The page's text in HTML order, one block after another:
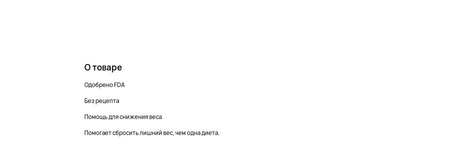
О товаре
Одобрено FDA
Без рецепта
Помощь для снижения веса
Помогает сбросить лишний вес, чем одна диета.